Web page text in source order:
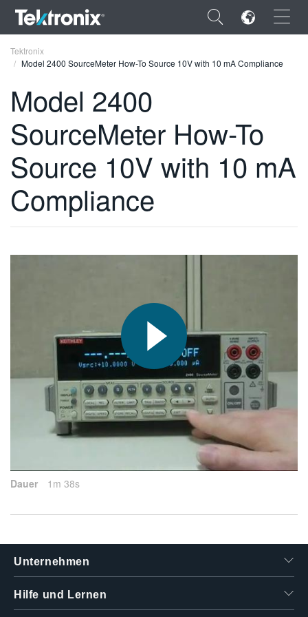
×
ENGLISH
FRANÇAIS
DEUTSCH
VIỆT NAM
Tektronix
Model 2400 SourceMeter How-To Source 10V with 10 mA Compliance
Model 2400
SourceMeter How-To
Source 10V with 10 mA
Compliance
Dauer 1m 38s
Unternehmen
Hilfe und Lernen